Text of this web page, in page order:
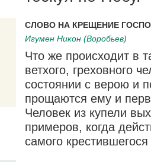
СЛОВО НА КРЕЩЕНИЕ
Игумен Никон (Воробьев)
Что же происходит в
ветхого, греховного
состоянии с верою и
прощаются ему и
Человек из купели
примеров, когда
самого